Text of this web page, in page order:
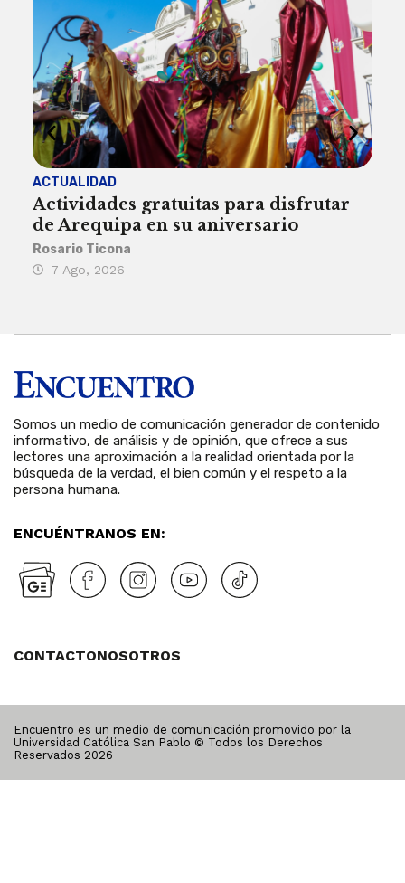
ACTUALIDAD
Actividades gratuitas para disfrutar
de Arequipa en su aniversario
Rosario Ticona
7 Ago, 2026
Somos un medio de comunicación generador de contenido
informativo, de análisis y de opinión, que ofrece a sus
lectores una aproximación a la realidad orientada por la
búsqueda de la verdad, el bien común y el respeto a la
persona humana.
ENCUÉNTRANOS EN:
CONTACTONOSOTROS
Encuentro es un medio de comunicación promovido por la
Universidad Católica San Pablo © Todos los Derechos
Reservados 2026